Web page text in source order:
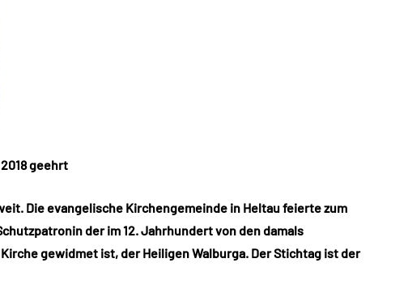
geehrt
Die evangelische Kirchengemeinde in Heltau feierte zum
der im 12. Jahrhundert von den damals
gewidmet ist, der Heiligen Walburga. Der Stichtag ist der